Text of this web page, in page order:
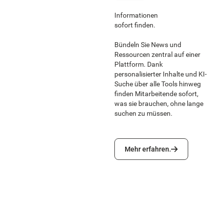
Informationen
sofort finden.
Bündeln Sie News und
Ressourcen zentral auf einer
Plattform. Dank
personalisierter Inhalte und KI-
Suche über alle Tools hinweg
finden Mitarbeitende sofort,
was sie brauchen, ohne lange
suchen zu müssen.
Mehr erfahren.
Mehr erfahren.